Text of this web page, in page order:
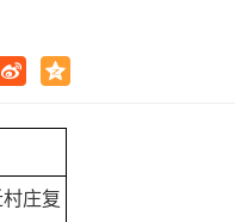
庄复